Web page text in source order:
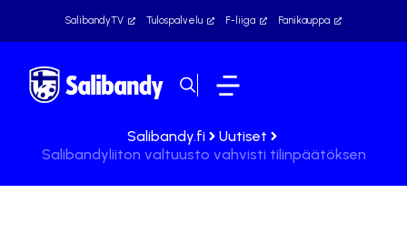
SalibandyTV Tulospalvelu F-liiga Fanikauppa
Salibandy.fi
Uutiset
Salibandyliiton valtuusto vahvisti tilinpäätöksen